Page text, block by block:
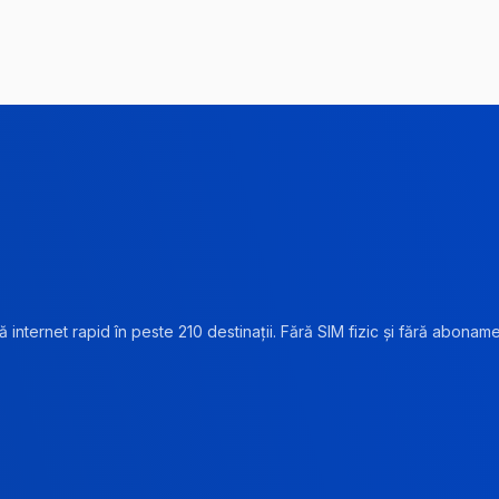
rapid în peste 210 destinații. Fără SIM fizic și fără